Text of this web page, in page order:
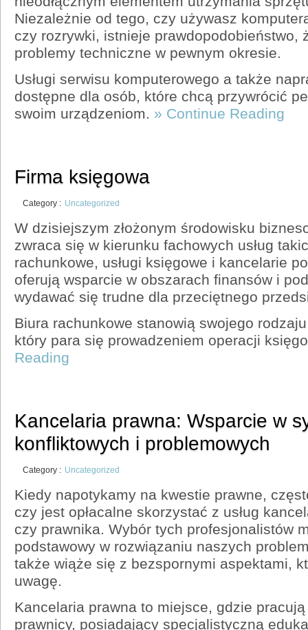
Niezależnie od tego, czy używasz
czy rozrywki, istnieje prawdopodobieństwo,
problemy techniczne w pewnym okresie.
Usługi serwisu komputerowego a także
dostępne dla osób, które chcą przywrócić
swoim urządzeniom. » Continue Reading
Firma księgowa
Category : Uncategorized
W dzisiejszym złożonym środowisku
zwraca się w kierunku fachowych usług
rachunkowe, usługi księgowe i kancelarie
oferują wsparcie w obszarach finansów i
wydawać się trudne dla przeciętnego
Biura rachunkowe stanowią swojego
który para się prowadzeniem operacji
Reading
Kancelaria prawna: Wsparcie w
konfliktowych i problemowych
Category : Uncategorized
Kiedy napotykamy na kwestie prawne,
czy jest opłacalne skorzystać z usług
czy prawnika. Wybór tych profesjonalistów
podstawowy w rozwiązaniu naszych
także wiąże się z bezspornymi aspektami,
uwagę.
Kancelaria prawna to miejsce, gdzie
prawnicy, posiadający specjalistyczną